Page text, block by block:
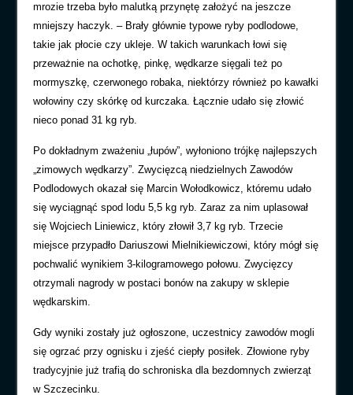
mrozie trzeba było malutką przynętę założyć na jeszcze
mniejszy haczyk. – Brały głównie typowe ryby podlodowe,
takie jak płocie czy ukleje. W takich warunkach łowi się
przeważnie na ochotkę, pinkę, wędkarze sięgali też po
mormyszkę, czerwonego robaka, niektórzy również po kawałki
wołowiny czy skórkę od kurczaka. Łącznie udało się złowić
nieco ponad 31 kg ryb.
Po dokładnym zważeniu „łupów”, wyłoniono trójkę najlepszych
„zimowych wędkarzy”. Zwycięzcą niedzielnych Zawodów
Podlodowych okazał się Marcin Wołodkowicz, któremu udało
się wyciągnąć spod lodu 5,5 kg ryb. Zaraz za nim uplasował
się Wojciech Liniewicz, który złowił 3,7 kg ryb. Trzecie
miejsce przypadło Dariuszowi Mielnikiewiczowi, który mógł się
pochwalić wynikiem 3-kilogramowego połowu. Zwycięzcy
otrzymali nagrody w postaci bonów na zakupy wsklepie
wędkarskim.
Gdy wyniki zostały już ogłoszone, uczestnicy zawodów mogli
się ogrzać przy ognisku i zjeść ciepły posiłek. Złowione ryby
tradycyjnie już trafią do schroniska dla bezdomnych zwierząt
w Szczecinku.